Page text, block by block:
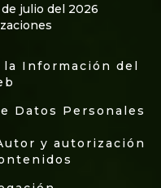
julio del 2026
Información del
Datos Personales
y autorización